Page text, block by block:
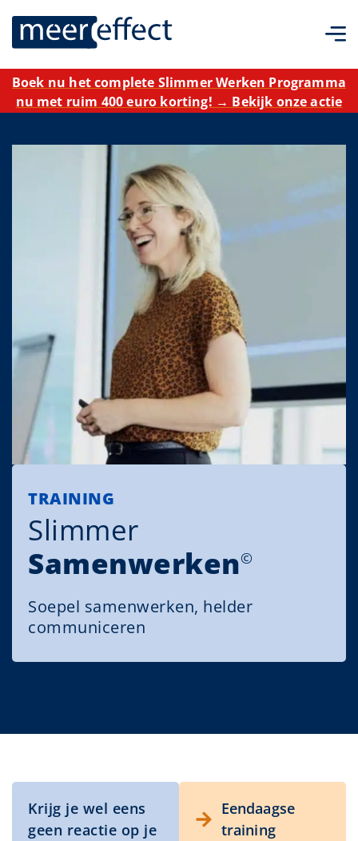
Boek nu het complete Slimmer Werken Programma
nu met ruim 400 euro korting! → Bekijk onze actie
TRAINING
Slimmer
Samenwerken©
Soepel samenwerken, helder
communiceren
Krijg je wel eens
geen reactie op je
Eendaagse
training